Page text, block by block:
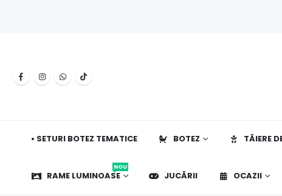
• SETURI BOTEZ TEMATICE BOTEZ TĂIERE
RAME LUMINOASE
NOU
JUCĂRII OCAZII